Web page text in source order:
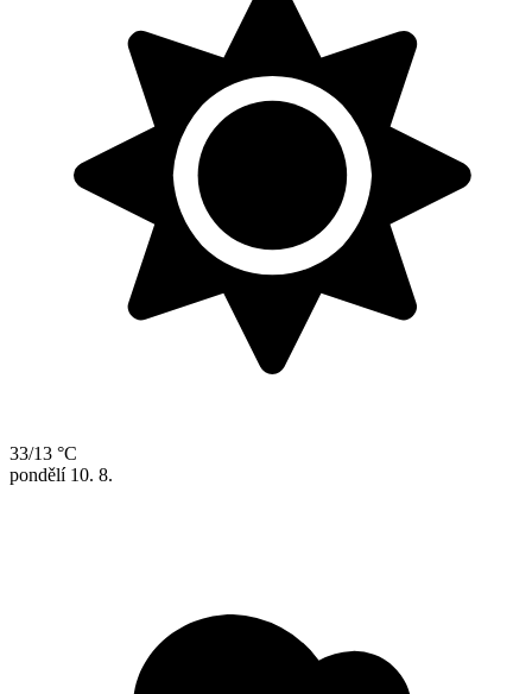
33/13 °C
pondělí 10. 8.